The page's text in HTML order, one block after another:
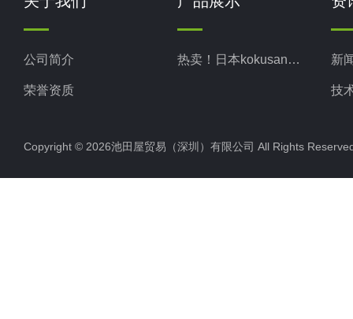
公司简介
荣誉资质
热卖！日本kokusan科库森 新
技
Copyright © 2026池田屋贸易（深圳）有限公司 All Rights